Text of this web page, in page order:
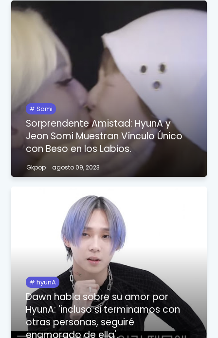
Somi
Sorprendente Amistad: HyunA y
Jeon Somi Muestran Vínculo Único
con Beso en los Labios.
Gkpop agosto 09, 2023
hyunA
Dawn habla sobre su amor por
HyunA: 'incluso si terminamos con
otras personas, seguiré
enamorado de ella'.